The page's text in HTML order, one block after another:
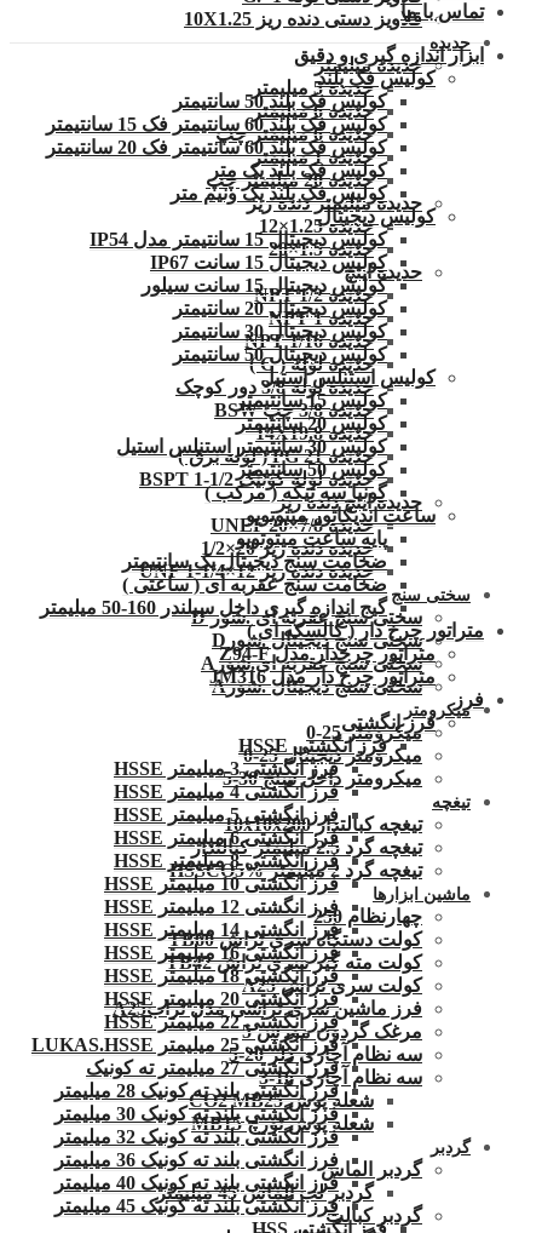
قلاویز دستی دنده ریز 10X1.25
حدیده
حدیده میلیمتر
حدیده 5 میلیمتر
حدیده 6 میلیمتر
حدیده 6 میلیمتر چپ
حدیده 1 میلیمتر
حدیده 20 میلیمتر چپ
حدیده میلیمتر دنده ریز
حدیده 1.25×12
حدیده 1.5×20
حدیده اینچ
حدیده 1/2 NPT
حدیده NPT 1
حدیده 1/16 NPT
حدیده لوله ( G )
حدیده لوله 3/8 دور کوچک
حدیده 3/8 چپ BSW
حدیده 14X19.8
حدیده 21 PG ( لوله برق )
حدیده لوله کونیک 1/2-1 BSPT
حدیده اینچ دنده ریز
حدیده UNEF 20×7/8
حدیده دنده ریز 20×1/2
حدیده دنده ریز 12×1/4-1 UNF
سختی سنج
سختی سنج عقربه ای .شور D
سختی سنج دیجیتال .شورD
سختی سنج عقربه ای.شورA
سختی سنج دیجیتال .شورA
میکرومتر
میکرومتر 25-0
میکرومتر دیجیتال 25-0
میکرومتر داخل سنج 30-5
تیغچه
تیغچه کبالتدار 10x10x200
تیغچه گرد 2.5 میلیمتر کبالتدار
تیغچه گرد 2 میلیمتر HSSCO5%
ماشین ابزارها
چهارنظام 250
کولت دستگاه سری تراش TB60
کولت مته گیر سری تراش TB42
کولت سری تراش A25
فرز ماشین سری تراشی مدل ترابA25
مرغک گردون مورس 5
سه نظام آچاری دلر 20-5
سه نظام آچاری 16-3
شعله پوش CO2 MB25
شعله پوش تورچ MB15
گردبر
گردبر الماس
گردبر لب الماس 45 میلیمتر
گردبر کبالت
تماس با ما
ابزار اندازه گیری و دقیق
کولیس فک بلند
کولیس فک بلند 50 سانتیمتر
کولیس فک بلند 60 سانتیمتر فک 15 سانتیمتر
کولیس فک بلند 60 سانتیمتر فک 20 سانتیمتر
کولیس فک بلند یک متر
کولیس فک بلند یک ونیم متر
کولیس دیجیتال
کولیس دیجیتال 15 سانتیمتر مدل IP54
کولیس دیجیتال 15 سانت IP67
کولیس دیجیتال 15 سانت سیلور
کولیس دیجیتال 20 سانتیمتر
کولیس دیجیتال 30 سانتیمتر
کولیس دیجیتال 50 سانتیمتر
کولیس استنلس استیل
کولیس 15 سانتیمتر
کولیس 20 سانتیمتر
کولیس 30 سانتیمتر استنلس استیل
کولیس 50 سانتیمتر
گونیا سه تیکه ( مرکب )
ساعت اندیکاتور میتوتویو
پایه ساعت میتوتویو
ضخامت سنج دیجیتال یک سانتیمتر
ضخامت سنج عقربه ای ( ساعتی )
گیج اندازه گیری داخل سیلندر 160-50 میلیمتر
متراتور چرخ دار ( کالسکه ای )
متراتور چرخدار مدل Z94-F
متراتور چرخ دار مدل JM316
فرز
فرز انگشتی
فرز انگشتی HSSE
فرز انگشتی 3 میلیمتر HSSE
فرز انگشتی 4 میلیمتر HSSE
فرز انگشتی 5 میلیمتر HSSE
فرز انگشتی 6 میلیمتر HSSE
فرز انگشتی 8 میلیمتر HSSE
فرز انگشتی 10 میلیمتر HSSE
فرز انگشتی 12 میلیمتر HSSE
فرز انگشتی 14 میلیمتر HSSE
فرز انگشتی 16 میلیمتر HSSE
فرز انگشتی 18 میلیمتر HSSE
فرز انگشتی 20 میلیمتر HSSE
فرز انگشتی 22 میلیمتر HSSE
فرز انگشتی 25 میلیمتر LUKAS.HSSE
فرز انگشتی 27 میلیمتر ته کونیک
فرز انگشتی بلند ته کونیک 28 میلیمتر
فرز انگشتی بلند ته کونیک 30 میلیمتر
فرز انگشتی بلند ته کونیک 32 میلیمتر
فرز انگشتی بلند ته کونیک 36 میلیمتر
فرز انگشتی بلند ته کونیک 40 میلیمتر
فرز انگشتی بلند ته کونیک 45 میلیمتر